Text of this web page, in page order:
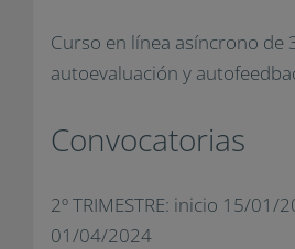
Curso en línea asíncrono de
autoevaluación y
Convocatorias
2º TRIMESTRE: inicio 15/01/
01/04/2024